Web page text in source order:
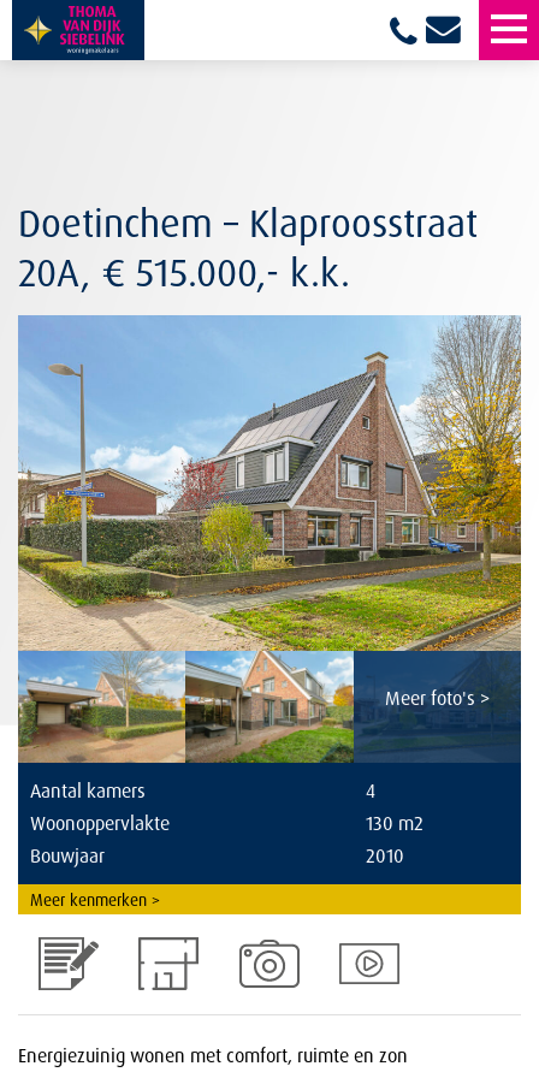
Doetinchem – Klaproosstraat
20A, € 515.000,- k.k.
Meer foto's >
Aantal kamers
4
Woonoppervlakte
130 m2
Bouwjaar
2010
Meer kenmerken >
Energiezuinig wonen met comfort, ruimte en zon